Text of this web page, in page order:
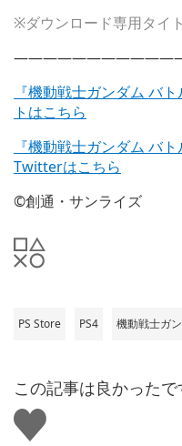
※ダウンロード専用タイ
『機動戦士ガンダム バ
トはこちら
『機動戦士ガンダム バ
Twitterはこちら
©創通・サンライズ
PS Store PS4 機動戦士ガ
この記事は良かったで
い
い